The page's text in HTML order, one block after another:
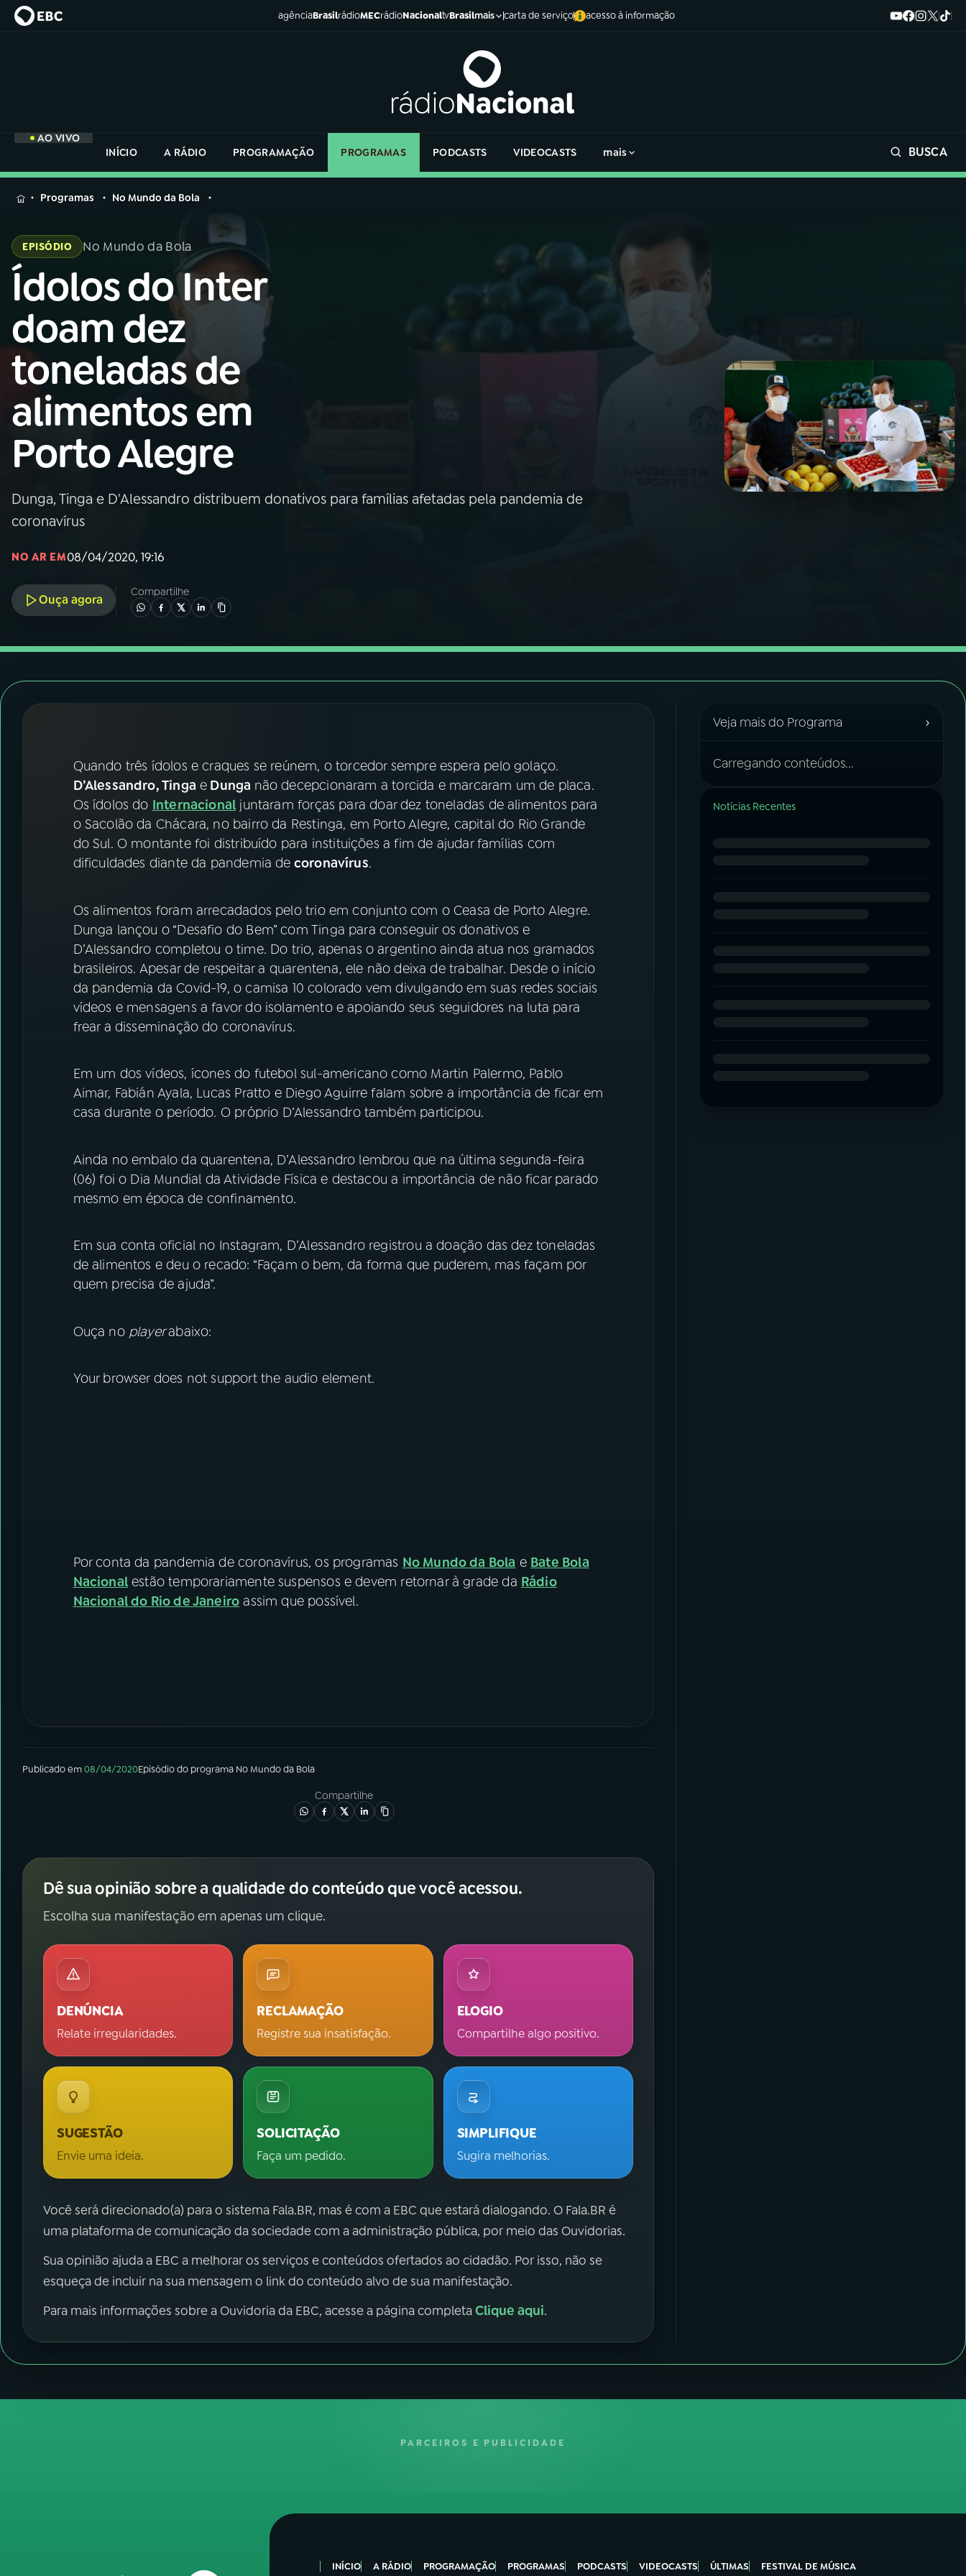
agênciaBrasilrádioMECrádioNacionaltvBrasilmais carta de serviço acesso à informação
AO VIVO
INÍCIO
A RÁDIO PROGRAMAÇÃO PROGRAMAS PODCASTS VIDEOCASTS mais BUSCA
MENU
Buscar
na
Rádio
Nacional
AO VIVO
01INÍCIO
02 A RÁDIO
03 PROGRAMAÇÃO
04PROGRAMAS
05 PODCASTS
06VIDEOCASTS
07ÚLTIMAS
YouTube Facebook
Instagram X
na
Rádio
Nacional
Programas No Mundo da Bola
EPISÓDIO No Mundo da Bola
Ídolos do Inter
doam dez
toneladas de
alimentos em
Porto Alegre
Dunga, Tinga e D'Alessandro distribuem donativos para famílias afetadas pela pandemia de
coronavírus
NO AR EM08/04/2020, 19:16
Ouça agora
Compartilhe
Quando três ídolos e craques se reúnem, o torcedor sempre espera pelo golaço.
D’Alessandro, Tinga e Dunga não decepcionaram a torcida e marcaram um de placa.
Os ídolos do Internacional juntaram forças para doar dez toneladas de alimentos para
o Sacolão da Chácara, no bairro da Restinga, em Porto Alegre, capital do Rio Grande
do Sul. O montante foi distribuído para instituições a fim de ajudar famílias com
dificuldades diante da pandemia de coronavírus.
Os alimentos foram arrecadados pelo trio em conjunto com o Ceasa de Porto Alegre.
Dunga lançou o “Desafio do Bem” com Tinga para conseguir os donativos e
D’Alessandro completou o time. Do trio, apenas o argentino ainda atua nos gramados
brasileiros. Apesar de respeitar a quarentena, ele não deixa de trabalhar. Desde o início
da pandemia da Covid-19, o camisa 10 colorado vem divulgando em suas redes sociais
vídeos e mensagens a favor do isolamento e apoiando seus seguidores na luta para
frear a disseminação do coronavírus.
Em um dos vídeos, ícones do futebol sul-americano como Martin Palermo, Pablo
Aimar, Fabián Ayala, Lucas Pratto e Diego Aguirre falam sobre a importância de ficar em
casa durante o período. O próprio D’Alessandro também participou.
Ainda no embalo da quarentena, D’Alessandro lembrou que na última segunda-feira
(06) foi o Dia Mundial da Atividade Física e destacou a importância de não ficar parado
mesmo em época de confinamento.
Em sua conta oficial no Instagram, D’Alessandro registrou a doação das dez toneladas
de alimentos e deu o recado: “Façam o bem, da forma que puderem, mas façam por
quem precisa de ajuda”.
Ouça no playerabaixo:
Your browser does not support the audio element.
Por conta da pandemia de coronavírus, os programas No Mundo da Bola e Bate Bola
Nacionalestão temporariamente suspensos e devem retornar à grade da Rádio
Nacional do Rio de Janeiro assim que possível.
Publicado em08/04/2020Episódiodo programa No Mundo da Bola
Compartilhe
Dê sua opinião sobre a qualidade do conteúdo que você acessou.
Escolha sua manifestação em apenas um clique.
DENÚNCIA
Relate irregularidades.
RECLAMAÇÃO
Registre sua insatisfação.
ELOGIO
Compartilhe algo positivo.
SUGESTÃO
Envie uma ideia.
SOLICITAÇÃO
Faça um pedido.
SIMPLIFIQUE
Sugira melhorias.
Você será direcionado(a) para o sistema Fala.BR, mas é com a EBC que estará dialogando. O Fala.BR é
uma plataforma de comunicação da sociedade com a administração pública, por meio das Ouvidorias.
Sua opinião ajuda a EBC a melhorar os serviços e conteúdos ofertados ao cidadão. Por isso, não se
esqueça de incluir na sua mensagem o link do conteúdo alvo de sua manifestação.
Para mais informações sobre a Ouvidoria da EBC, acesse a página completaClique aqui.
Veja mais do Programa ›
Carregando conteúdos...
Notícias Recentes
PARCEIROS E PUBLICIDADE
INÍCIO A RÁDIO PROGRAMAÇÃO PROGRAMAS PODCASTS VIDEOCASTS ÚLTIMAS FESTIVAL DE MÚSICA